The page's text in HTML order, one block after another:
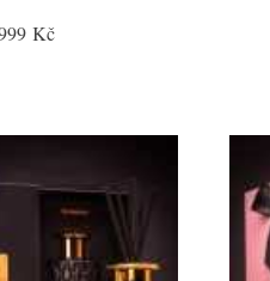
Kč